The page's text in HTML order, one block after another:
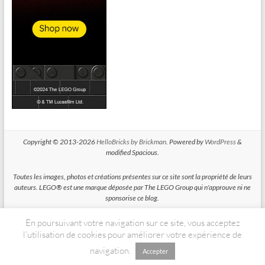
Copyright © 2013-2026HelloBricks by Brickman. Powered by WordPress&
modified Spacious.
Toutes les images, photos et créations présentes sur ce site sont la propriété de leurs
auteurs. LEGO® est une marque déposée par The LEGO Group qui n'approuve ni ne
sponsorise ce blog.
HelloBricks participe au Programme Partenaires d'Amazon EU, un programme
d'affiliation conçu pour permettre à des sites de percevoir une rémunération grace à
la création de liens vers Amazon.fr
En poursuivant votre navigation sur ce site, vous acceptez
l’utilisation de cookies pour améliorer votre expérience de
navigation.
Accepter